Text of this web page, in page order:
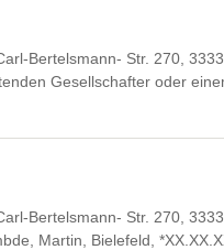
Bertelsmann- Str. 270,
Gesellschafter oder
Bertelsmann- Str. 270,
Martin, Bielefeld,